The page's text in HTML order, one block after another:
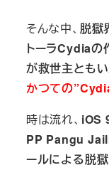
そんな中、 脱獄
トーラCydiaの
が救世主とも
かつての
時は流れ、 iOS
PP Pangu
ールによる脱